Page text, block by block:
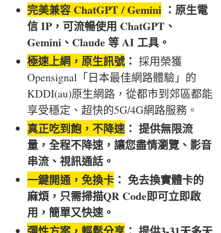
完美兼容 ChatGPT / Gemini ：原生電
信 IP，可流暢使用 ChatGPT、
Gemini、Claude 等 AI 工具。
極速上網，原生訊號： 採用榮獲
Opensignal「日本最佳網路體驗」的
KDDI(au)原生網路，從都市到郊區都能
享受穩定、超快的5G/4G網路服務。
真正吃到飽，不降速： 提供無限流
量，全程不降速，讓您盡情瀏覽、影音
串流、視訊通話。
一鍵開通，免換卡 ： 免去換實體卡的
麻煩，只需掃描QR Code即可立即啟
用，簡單又快速。